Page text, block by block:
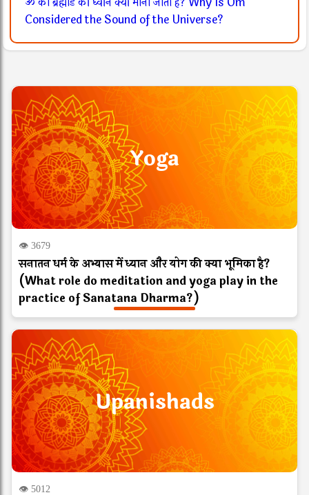
Considered the Sound of the Universe?
Yoga
👁 3679
सनातन धर्म के अभ्यास में ध्यान और योग की क्या भूमिका है?
(What role do meditation and yoga play in the
practice of Sanatana Dharma?)
Upanishads
👁 5012